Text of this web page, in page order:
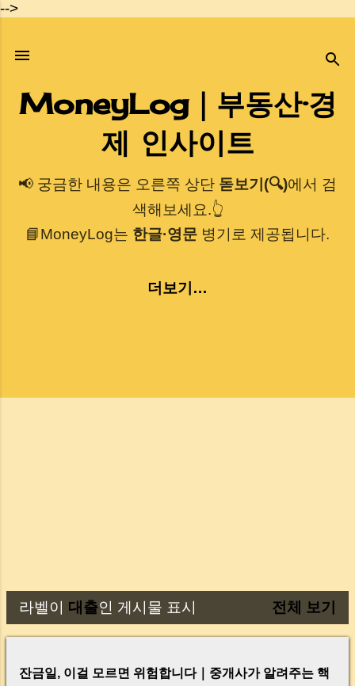
-->
기본 콘텐츠로 건너뛰기
MoneyLog｜부동산·경
제 인사이트
📢 궁금한 내용은 오른쪽 상단 돋보기(🔍)에서 검
색해보세요.👆
📘MoneyLog는 한글·영문 병기로 제공됩니다.
더보기…
글
라벨이 대출인 게시물 표시 전체 보기
잔금일, 이걸 모르면 위험합니다｜중개사가 알려주는 핵